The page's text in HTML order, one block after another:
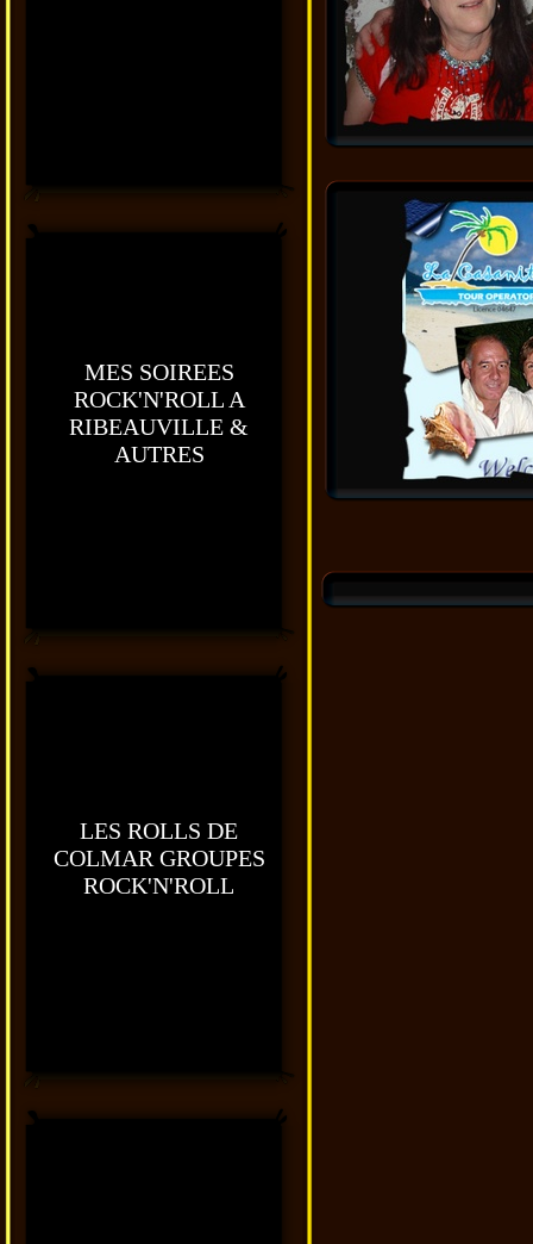
MES SOIREES
ROCK'N'ROLL A
RIBEAUVILLE &
AUTRES
LES ROLLS DE
COLMAR GROUPES
ROCK'N'ROLL